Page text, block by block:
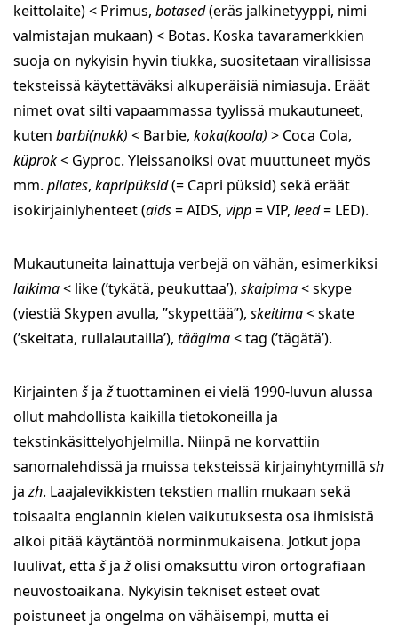
keittolaite) < Primus, botased(eräs jalkinetyyppi, nimi
valmistajan mukaan) < Botas. Koska tavaramerkkien
suoja on nykyisin hyvin tiukka, suositetaan virallisissa
teksteissä käytettäväksi alkuperäisiä nimiasuja. Eräät
nimet ovat silti vapaammassa tyylissä mukautuneet,
kuten barbi(nukk) < Barbie, koka(koola) > Coca Cola,
küprok< Gyproc. Yleissanoiksi ovat muuttuneet myös
mm. pilates, kapripüksid(= Capri püksid) sekä eräät
isokirjainlyhenteet (aids= AIDS, vipp= VIP, leed= LED).
Mukautuneita lainattuja verbejä on vähän, esimerkiksi
laikima< like (’tykätä, peukuttaa’), skaipima< skype
(viestiä Skypen avulla, ”skypettää”), skeitima< skate
(’skeitata, rullalautailla’), täägima< tag (’tägätä’).
Kirjainten šjažtuottaminen ei vielä 1990-luvun alussa
ollut mahdollista kaikilla tietokoneilla ja
tekstinkäsittelyohjelmilla. Niinpä ne korvattiin
sanomalehdissä ja muissa teksteissä kirjainyhtymillä sh
jazh. Laajalevikkisten tekstien mallin mukaan sekä
toisaalta englannin kielen vaikutuksesta osa ihmisistä
alkoi pitää käytäntöä norminmukaisena. Jotkut jopa
luulivat, että šjažolisi omaksuttu viron ortografiaan
neuvostoaikana. Nykyisin tekniset esteet ovat
poistuneet ja ongelma on vähäisempi, mutta ei